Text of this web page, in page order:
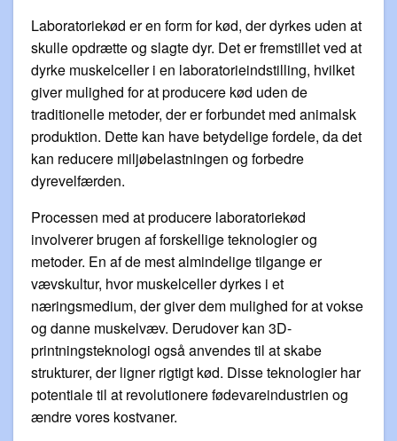
Laboratoriekød er en form for kød, der dyrkes uden at
skulle opdrætte og slagte dyr. Det er fremstillet ved at
dyrke muskelceller i en laboratorieindstilling, hvilket
giver mulighed for at producere kød uden de
traditionelle metoder, der er forbundet med animalsk
produktion. Dette kan have betydelige fordele, da det
kan reducere miljøbelastningen og forbedre
dyrevelfærden.
Processen med at producere laboratoriekød
involverer brugen af ​​forskellige teknologier og
metoder. En af de mest almindelige tilgange er
vævskultur, hvor muskelceller dyrkes i et
næringsmedium, der giver dem mulighed for at vokse
og danne muskelvæv. Derudover kan 3D-
printningsteknologi også anvendes til at skabe
strukturer, der ligner rigtigt kød. Disse teknologier har
potentiale til at revolutionere fødevareindustrien og
ændre vores kostvaner.